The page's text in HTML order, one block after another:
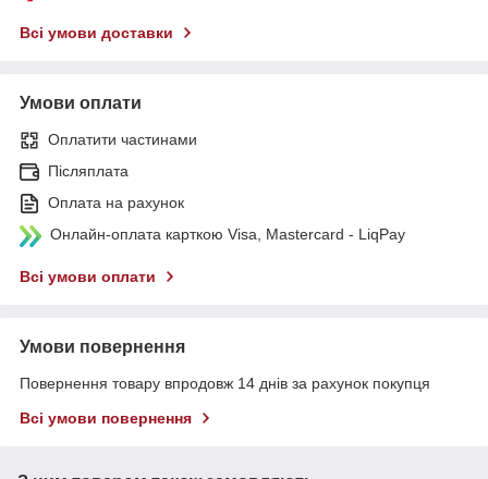
Всі умови доставки
Умови оплати
Оплатити частинами
Післяплата
Оплата на рахунок
Онлайн-оплата карткою Visa, Mastercard - LiqPay
Всі умови оплати
Умови повернення
Повернення товару впродовж 14 днів за рахунок покупця
Всі умови повернення